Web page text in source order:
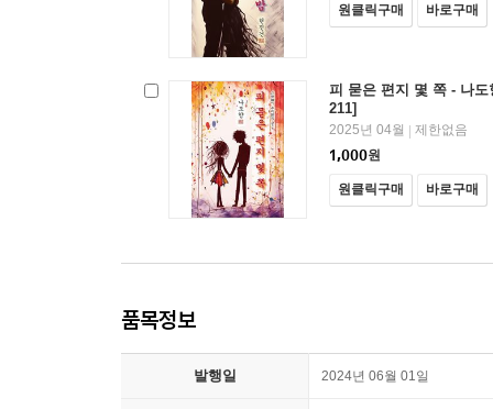
원클릭구매 바로구매
피 묻은 편지 몇 쪽 - 나
211]
2025년 04월 | 제한없음
1,000원
원클릭구매 바로구매
품목정보
발행일 2024년 06월 01일